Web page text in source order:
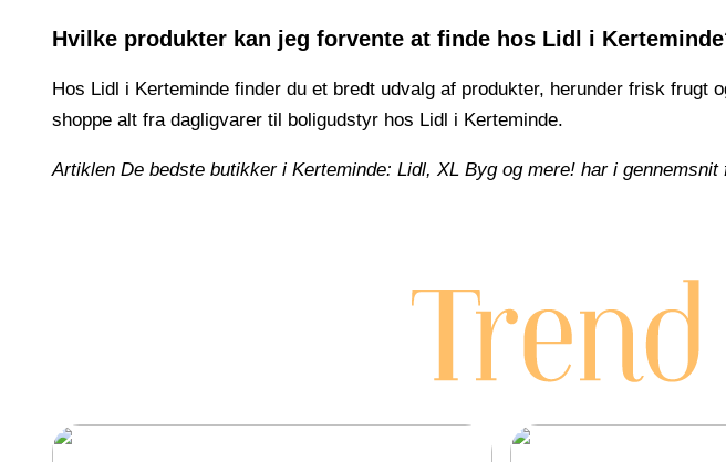
Hvilke produkter kan jeg forvente at finde hos Lidl i
Hos Lidl i Kerteminde finder du et bredt udvalg af produkter, herunder frisk
shoppe alt fra dagligvarer til boligudstyr hos Lidl i Kerteminde.
Artiklen De bedste butikker i Kerteminde: Lidl, XL Byg og mere! har i gennemsnit